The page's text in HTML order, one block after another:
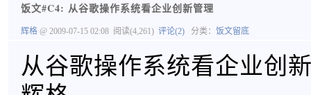
饭文#C4: 从谷歌操作系统看企业创新管理
辉格 @ 2009-07-15 02:08 阅读(4,261) 评论(2) 分类： 饭文留底
从谷歌操作系统看企业创